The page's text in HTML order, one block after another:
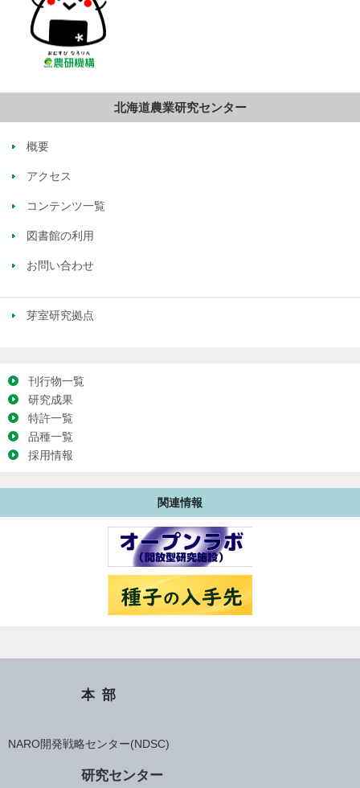
北海道農業研究センター
概要
アクセス
コンテンツ一覧
図書館の利用
お問い合わせ
芽室研究拠点
刊行物一覧
研究成果
特許一覧
品種一覧
採用情報
関連情報
本部
NARO開発戦略センター(NDSC)
研究センター